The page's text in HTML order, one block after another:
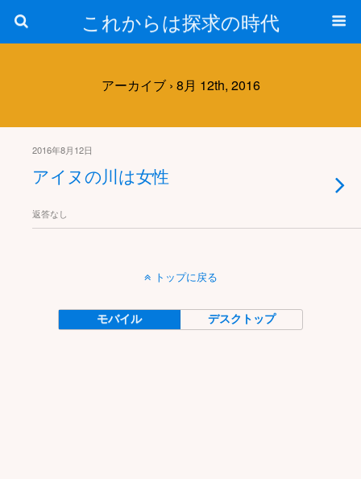
これからは探求の時代
アーカイブ › 8月 12th, 2016
2016年8月12日
アイヌの川は女性
返答なし
トップに戻る
モバイル デスクトップ